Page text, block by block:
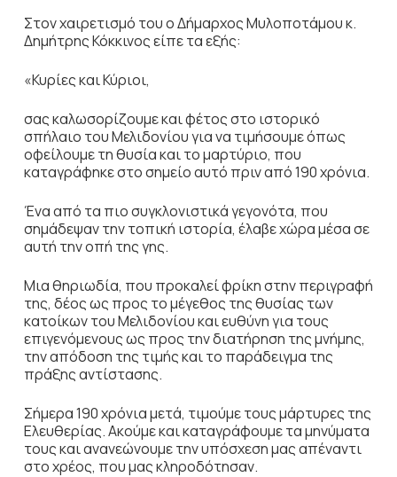
Στον χαιρετισμό του ο Δήμαρχος Μυλοποτάμου κ.
Δημήτρης Κόκκινος είπε τα εξής:
«Κυρίες και Κύριοι,
σας καλωσορίζουμε και φέτος στο ιστορικό
σπήλαιο του Μελιδονίου για να τιμήσουμε όπως
οφείλουμε τη θυσία και το μαρτύριο, που
καταγράφηκε στο σημείο αυτό πριν από 190 χρόνια.
Ένα από τα πιο συγκλονιστικά γεγονότα, που
σημάδεψαν την τοπική ιστορία, έλαβε χώρα μέσα σε
αυτή την οπή της γης.
Μια θηριωδία, που προκαλεί φρίκη στην περιγραφή
της, δέος ως προς το μέγεθος της θυσίας των
κατοίκων του Μελιδονίου και ευθύνη για τους
επιγενόμενους ως προς την διατήρηση της μνήμης,
την απόδοση της τιμής και το παράδειγμα της
πράξης αντίστασης.
Σήμερα 190 χρόνια μετά, τιμούμε τους μάρτυρες της
Ελευθερίας. Ακούμε και καταγράφουμε τα μηνύματα
τους και ανανεώνουμε την υπόσχεση μας απέναντι
στο χρέος, που μας κληροδότησαν.